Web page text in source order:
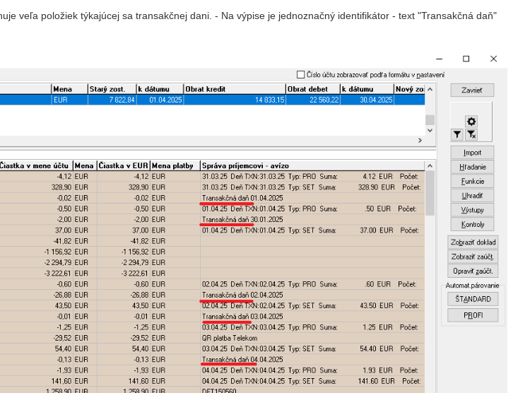
veľa položiek týkajúcej sa transakčnej dani. - Na výpise je jednoznačný identifikátor - text "Transakčná daň"